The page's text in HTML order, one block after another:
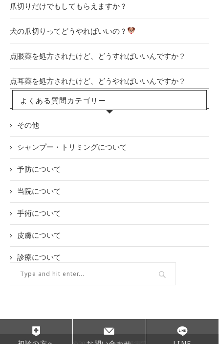
爪切りだけでもしてもらえますか？
犬の爪切りってどうやればいいの？
点眼薬を処方されたけど、どうすればいいんですか？
点耳薬を処方されたけど、どうやればいいんですか？
よくある質問カテゴリー
その他
シャンプー・トリミングについて
予防について
当院について
手術について
皮膚について
診療について